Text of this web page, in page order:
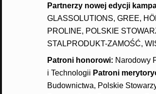
Partnerzy nowej edycji
GLASSOLUTIONS, GREE,
PROLINE, POLSKIE
STALPRODUKT-ZAMOŚĆ,
Patroni honorowi: Narodowy
i Technologii Patroni
Budownictwa, Polskie